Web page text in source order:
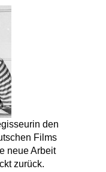
den
Films
neue Arbeit
zurück.